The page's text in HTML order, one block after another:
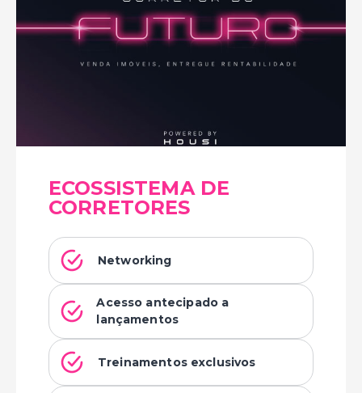
ECOSSISTEMA DE
CORRETORES
Networking
Acesso antecipado a
lançamentos
Treinamentos exclusivos